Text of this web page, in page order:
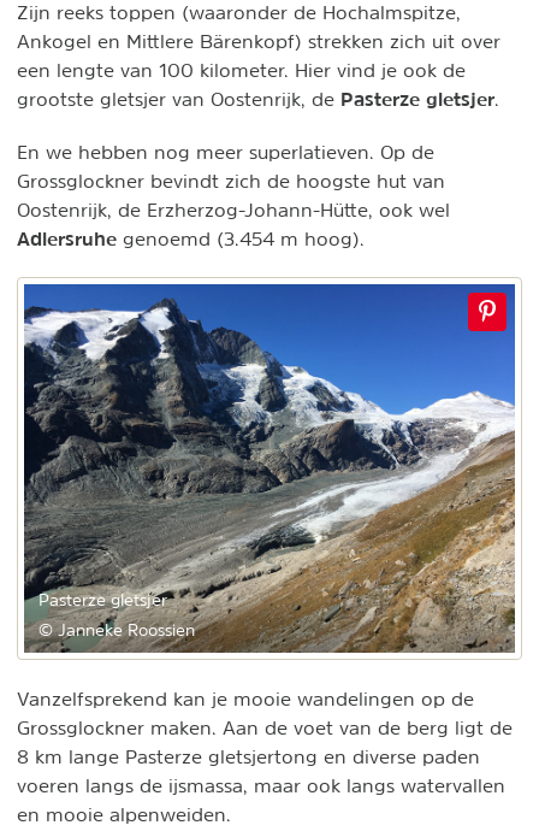
Zijn reeks toppen (waaronder de Hochalmspitze,
Ankogel en Mittlere Bärenkopf) strekken zich uit over
een lengte van 100 kilometer. Hier vind je ook de
grootste gletsjer van Oostenrijk, de Pasterze gletsjer.
En we hebben nog meer superlatieven. Op de
Grossglockner bevindt zich de hoogste hut van
Oostenrijk, de Erzherzog-Johann-Hütte, ook wel
Adlersruhe genoemd (3.454 m hoog).
Pasterze gletsjer
© Janneke Roossien
Vanzelfsprekend kan je mooie wandelingen op de
Grossglockner maken. Aan de voet van de berg ligt de
8 km lange Pasterze gletsjertong en diverse paden
voeren langs de ijsmassa, maar ook langs watervallen
en mooie alpenweiden.